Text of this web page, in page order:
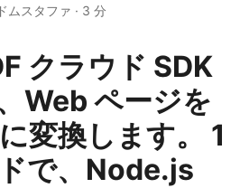
ムスタファ · 3 分
クラウド SDK
Web ページを
変換します。 1
で、Node.js